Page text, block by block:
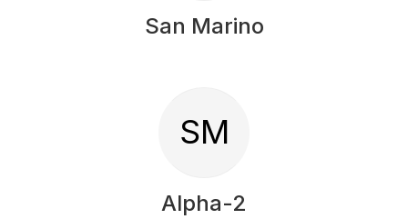
San Marino
SM
Alpha-2